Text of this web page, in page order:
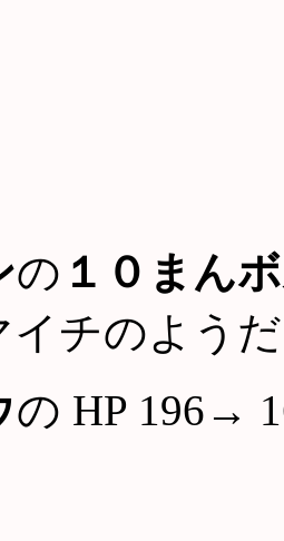
の １０まん
イチのようだ
の HP 196→